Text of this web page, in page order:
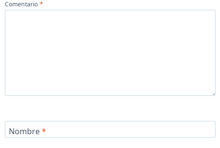
Comentario *
Nombre*